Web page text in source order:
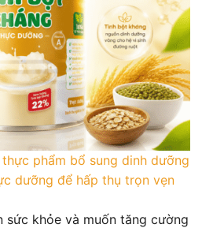
phẩm bổ sung dinh dưỡng
dưỡng để hấp thụ trọn vẹn
sức khỏe và muốn tăng cường